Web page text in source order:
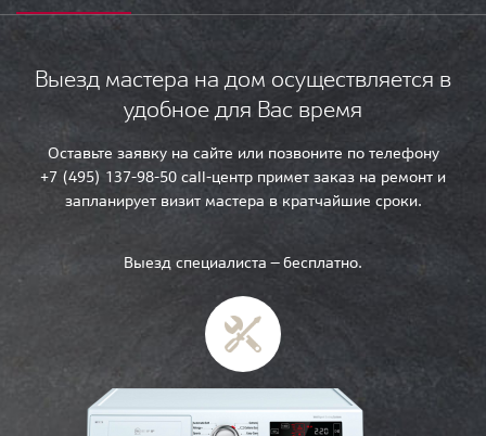
Выезд мастера на дом осуществляется в
удобное для Вас время
Оставьте заявку на сайте или позвоните по телефону
+7 (495) 137-98-50 call-центр примет заказ на ремонт и
запланирует визит мастера в кратчайшие сроки.
Выезд специалиста — бесплатно.